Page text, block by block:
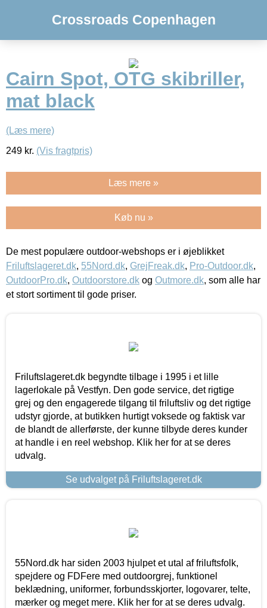
Crossroads Copenhagen
Cairn Spot, OTG skibriller,
mat black
(Læs mere)
249 kr. (Vis fragtpris)
Læs mere »
Køb nu »
De mest populære outdoor-webshops er i øjeblikket
Friluftslageret.dk, 55Nord.dk, GrejFreak.dk, Pro-Outdoor.dk,
OutdoorPro.dk, Outdoorstore.dk og Outmore.dk, som alle har
et stort sortiment til gode priser.
Friluftslageret.dk begyndte tilbage i 1995 i et lille
lagerlokale på Vestfyn. Den gode service, det rigtige
grej og den engagerede tilgang til friluftsliv og det rigtige
udstyr gjorde, at butikken hurtigt voksede og faktisk var
de blandt de allerførste, der kunne tilbyde deres kunder
at handle i en reel webshop. Klik her for at se deres
udvalg.
Se udvalget på Friluftslageret.dk
55Nord.dk har siden 2003 hjulpet et utal af friluftsfolk,
spejdere og FDFere med outdoorgrej, funktionel
beklædning, uniformer, forbundsskjorter, logovarer, telte,
mærker og meget mere. Klik her for at se deres udvalg.